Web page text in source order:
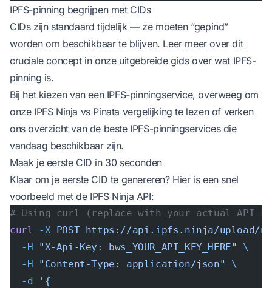
IPFS-pinning begrijpen met CIDs
CIDs zijn standaard tijdelijk — ze moeten “gepind”
worden om beschikbaar te blijven. Leer meer over dit
cruciale concept in onze uitgebreide gids overwat IPFS-
pinning is.
Bij het kiezen van een IPFS-pinningservice, overweeg om
onze IPFS Ninja vs Pinata vergelijking te lezen of verken
ons overzicht van de beste IPFS-pinningservicesdie
vandaag beschikbaar zijn.
Maak je eerste CID in 30 seconden
Klaar om je eerste CID te genereren? Hier is een snel
voorbeeld met de IPFS Ninja API:
# Using curl (replace with your actual API
curl -X POST https://api.ipfs.ninja/upload/
  -H
"X-Api-Key: bws_YOUR_API_KEY_HERE"
\
  -H
"Content-Type: application/json"
\
  -d
'{